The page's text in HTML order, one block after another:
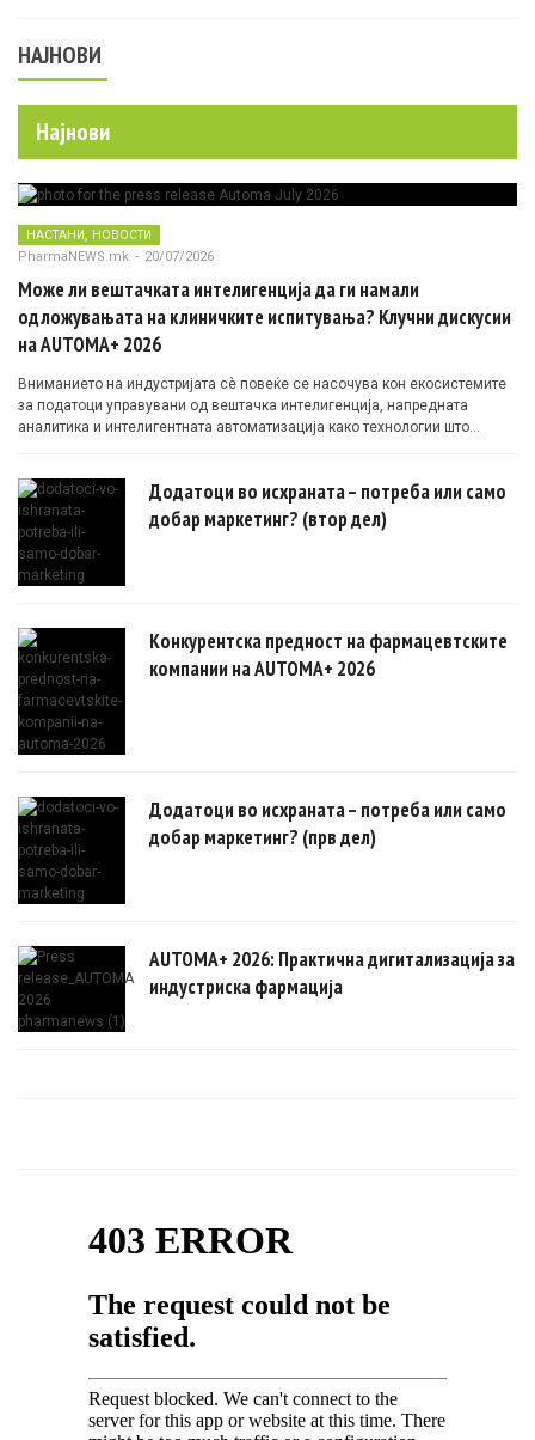
НАЈНОВИ
Најнови
НАСТАНИ, НОВОСТИ
PharmaNEWS.mk - 20/07/2026
Може ли вештачката интелигенција да ги намали
одложувањата на клиничките испитувања? Клучни дискусии
на AUTOMA+ 2026
Вниманието на индустријата сè повеќе се насочува кон екосистемите
за податоци управувани од вештачка интелигенција, напредната
аналитика и интелигентната автоматизација како технологии што
Додатоци во исхраната – потреба или само
добар маркетинг? (втор дел)
Конкурентска предност на фармацевтските
компании на AUTOMA+ 2026
Додатоци во исхраната – потреба или само
добар маркетинг? (прв дел)
AUTOMA+ 2026: Практична дигитализација за
индустриска фармација